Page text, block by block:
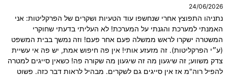
24/06/2026
נתניהו התפוצץ אחרי שנחשפו עוד הטעיות ושקרים של הפרקליטות: אני
האמנתי למערכת והגנתי על המערכת! לא העליתי בדעתי שחוקרי
המשטרה ישקרו לראש ממשלה פעם אחר פעם! וזה נמשך בבית המשפט
(ע״י הפרקליטות). זה מזעזע אותי! אין פה חיפוש אמת, יש פה אי עשיית
צדק משווע; זה שיגעון מה זה שיגעון מה שקורה פה! כשאין סייגים למטרה
להפיל רוה"מ אז אין סייגים גם לשקרים. מבהיל לראות דבר כזה. פשוט